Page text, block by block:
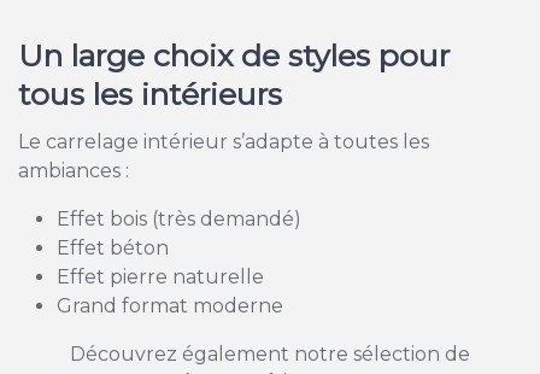
Un large choix de styles pour
tous les intérieurs
Le carrelage intérieur s’adapte à toutes les
ambiances :
Effet bois (très demandé)
Effet béton
Effet pierre naturelle
Grand format moderne
Découvrez également notre sélection de